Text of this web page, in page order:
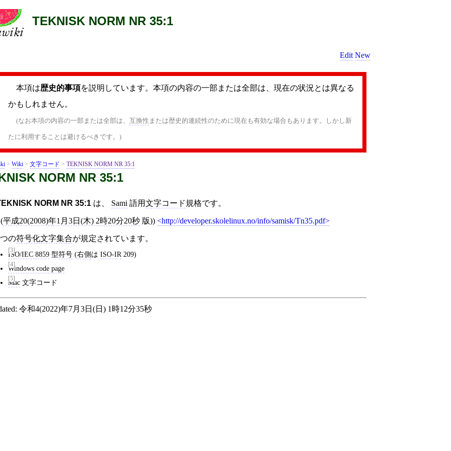
TEKNISK NORM NR 35:1
Edit New
本項は歴史的事項を説明しています。本項の内容の一部または全部は、現在の状況とは異なる
かもしれません。
(なお本項の内容の一部または全部は、 互換性 または歴史的連続性のために現在も有効な場合もあります。しかし新
たに利用することは避けるべきです。)
> Wiki > 文字コード > TEKNISK NORM NR 35:1
NORM NR 35:1
NORM NR 35:1 は、 Sami 語用文字コード規格です。
平成20(2008)年1月3日(木) 2時20分20秒 版)) http://developer.skolelinux.no/info/samisk/Tn35.pdf
の符号化文字集合が規定されています。
[3]
ISO/IEC 8859 型符号 (右側は ISO-IR 209)
[4]
Windows code page
[5]
Mac 文字コード
令和4(2022)年7月3日(日) 1時12分35秒